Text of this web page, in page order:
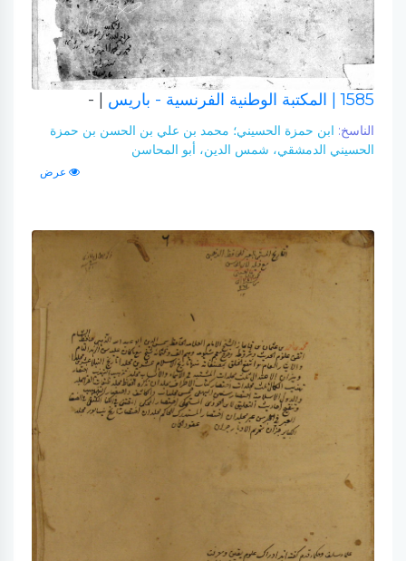
1585 | المكتبة الوطنية الفرنسية - باريس | -
الناسخ: ابن حمزة الحسيني؛ محمد بن علي بن الحسن بن حمزة
الحسيني الدمشقي، شمس الدين، أبو المحاسن
عرض